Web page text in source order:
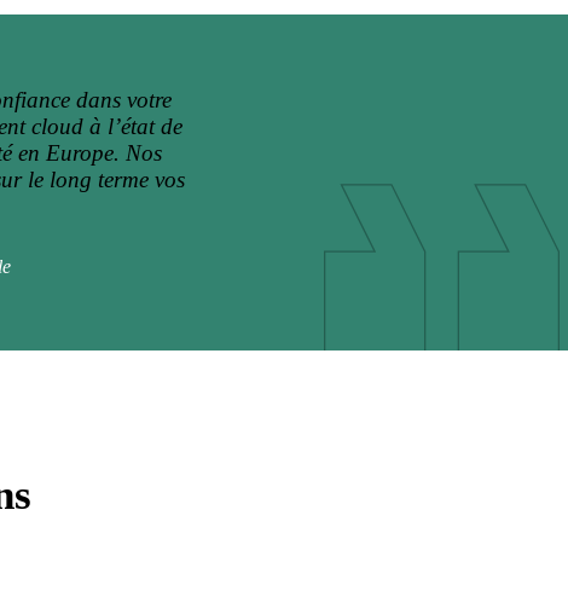
dans votre
cloud à l’état de
en Europe. Nos
le long terme vos